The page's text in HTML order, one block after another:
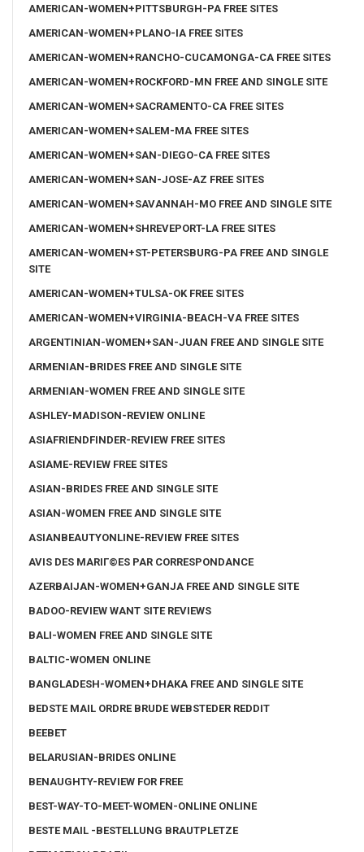
AMERICAN-WOMEN+PITTSBURGH-PA FREE SITES
AMERICAN-WOMEN+PLANO-IA FREE SITES
AMERICAN-WOMEN+RANCHO-CUCAMONGA-CA FREE SITES
AMERICAN-WOMEN+ROCKFORD-MN FREE AND SINGLE SITE
AMERICAN-WOMEN+SACRAMENTO-CA FREE SITES
AMERICAN-WOMEN+SALEM-MA FREE SITES
AMERICAN-WOMEN+SAN-DIEGO-CA FREE SITES
AMERICAN-WOMEN+SAN-JOSE-AZ FREE SITES
AMERICAN-WOMEN+SAVANNAH-MO FREE AND SINGLE SITE
AMERICAN-WOMEN+SHREVEPORT-LA FREE SITES
AMERICAN-WOMEN+ST-PETERSBURG-PA FREE AND SINGLE
SITE
AMERICAN-WOMEN+TULSA-OK FREE SITES
AMERICAN-WOMEN+VIRGINIA-BEACH-VA FREE SITES
ARGENTINIAN-WOMEN+SAN-JUAN FREE AND SINGLE SITE
ARMENIAN-BRIDES FREE AND SINGLE SITE
ARMENIAN-WOMEN FREE AND SINGLE SITE
ASHLEY-MADISON-REVIEW ONLINE
ASIAFRIENDFINDER-REVIEW FREE SITES
ASIAME-REVIEW FREE SITES
ASIAN-BRIDES FREE AND SINGLE SITE
ASIAN-WOMEN FREE AND SINGLE SITE
ASIANBEAUTYONLINE-REVIEW FREE SITES
AVIS DES MARIГ©ES PAR CORRESPONDANCE
AZERBAIJAN-WOMEN+GANJA FREE AND SINGLE SITE
BADOO-REVIEW WANT SITE REVIEWS
BALI-WOMEN FREE AND SINGLE SITE
BALTIC-WOMEN ONLINE
BANGLADESH-WOMEN+DHAKA FREE AND SINGLE SITE
BEDSTE MAIL ORDRE BRUDE WEBSTEDER REDDIT
BEEBET
BELARUSIAN-BRIDES ONLINE
BENAUGHTY-REVIEW FOR FREE
BEST-WAY-TO-MEET-WOMEN-ONLINE ONLINE
BESTE MAIL -BESTELLUNG BRAUTPLETZE